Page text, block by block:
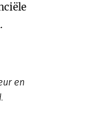
en